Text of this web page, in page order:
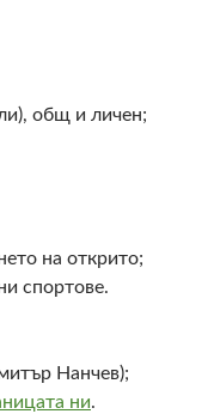
общ и личен;
на открито;
спортове.
Нанчев);
ни.